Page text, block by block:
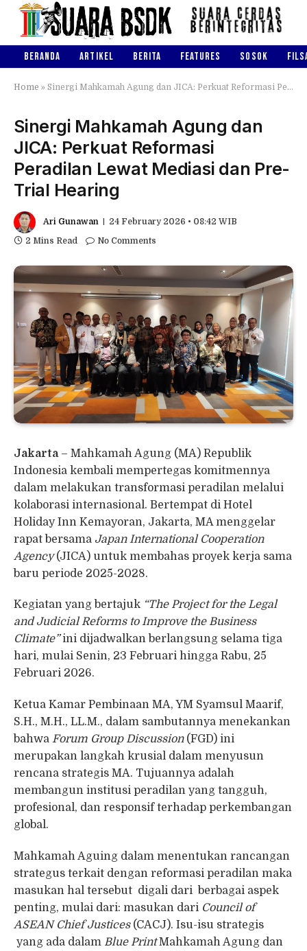
BERANDA ARTIKEL BERITA FEATURES SOSOK
Home » Sinergi Mahkamah Agung dan JICA: Perkuat Reformasi Peradilan Lewat Mediasi dan Pre-Trial Hearing
Sinergi Mahkamah Agung dan
JICA: Perkuat Reformasi
Peradilan Lewat Mediasi dan Pre-
Trial Hearing
Ari Gunawan
24 February 2026 • 08:42 WIB
2 Mins Read
No Comments
Jakarta – Mahkamah Agung (MA) Republik
Indonesia kembali mempertegas komitmennya
dalam melakukan transformasi peradilan melalui
kolaborasi internasional. Bertempat di Hotel
Holiday Inn Kemayoran, Jakarta, MA menggelar
rapat bersama Japan International Cooperation
Agency(JICA) untuk membahas proyek kerja sama
baru periode 2025-2028.
Kegiatan yang bertajuk “The Project for the Legal
and Judicial Reforms to Improve the Business
Climate”ini dijadwalkan berlangsung selama tiga
hari, mulai Senin, 23 Februari hingga Rabu, 25
Februari 2026.
Ketua Kamar Pembinaan MA, YM Syamsul Maarif,
S.H., M.H., LL.M., dalam sambutannya menekankan
bahwa Forum Group Discussion(FGD) ini
merupakan langkah krusial dalam menyusun
rencana strategis MA. Tujuannya adalah
membangun institusi peradilan yang tangguh,
profesional, dan responsif terhadap perkembangan
global.
Mahkamah Aguing dalam menentukan rancangan
strategus terkait dengan reformasi peradilan maka
masukan hal tersebut digali dari berbagai aspek
penting, mulai dari: masukan dari Council of
ASEAN Chief Justices(CACJ). Isu-isu strategis
yang ada dalam Blue PrintMahkamah Agung dan